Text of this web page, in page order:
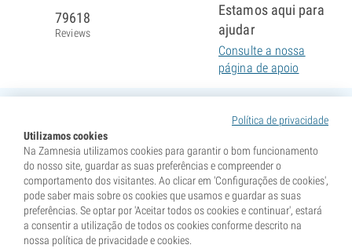
Política de privacidade
Utilizamos cookies
Na Zamnesia utilizamos cookies para garantir o bom funcionamento
do nosso site, guardar as suas preferências e compreender o
comportamento dos visitantes. Ao clicar em 'Configurações de cookies',
pode saber mais sobre os cookies que usamos e guardar as suas
preferências. Se optar por 'Aceitar todos os cookies e continuar', estará
a consentir a utilização de todos os cookies conforme descrito na
nossa política de privacidade e cookies.
79618
Reviews
Estamos aqui para
ajudar
Consulte a nossa
página de apoio